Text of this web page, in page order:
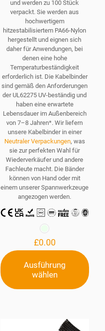
und werden zu 100 Stück
verpackt. Sie werden aus
hochwertigem
hitzestabilisiertem PA66-Nylon
hergestellt und eignen sich
daher für Anwendungen, bei
denen eine hohe
Temperaturbeständigkeit
erforderlich ist. Die Kabelbinder
sind gemäß den Anforderungen
der UL62275 UV-beständig und
haben eine erwartete
Lebensdauer im Außenbereich
von 7–8 Jahren*. Wir liefern
unsere Kabelbinder in einer
Neutraler Verpackungen, was
sie zur perfekten Wahl für
Wiederverkäufer und andere
Fachleute macht. Die Bänder
können von Hand oder mit
einem unserer Spannwerkzeuge
angezogen werden.
£0.00
Ausführung
wählen
Dieses
Produkt